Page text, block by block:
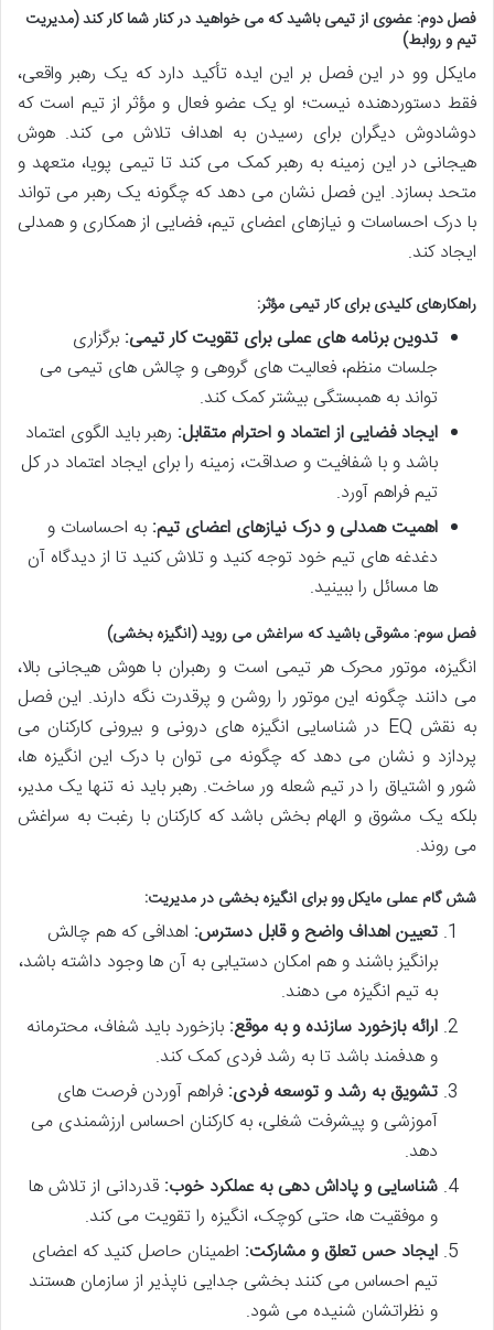
فصل دوم: عضوی از تیمی باشید که می خواهید در کنار شما کار کند (مدیریت
تیم و روابط)
مایکل وو در این فصل بر این ایده تأکید دارد که یک رهبر واقعی،
فقط دستوردهنده نیست؛ او یک عضو فعال و مؤثر از تیم است که
دوشادوش دیگران برای رسیدن به اهداف تلاش می کند. هوش
هیجانی در این زمینه به رهبر کمک می کند تا تیمی پویا، متعهد و
متحد بسازد. این فصل نشان می دهد که چگونه یک رهبر می تواند
با درک احساسات و نیازهای اعضای تیم، فضایی از همکاری و همدلی
ایجاد کند.
راهکارهای کلیدی برای کار تیمی مؤثر:
تدوین برنامه های عملی برای تقویت کار تیمی: برگزاری
جلسات منظم، فعالیت های گروهی و چالش های تیمی می
تواند به همبستگی بیشتر کمک کند.
ایجاد فضایی از اعتماد و احترام متقابل: رهبر باید الگوی اعتماد
باشد و با شفافیت و صداقت، زمینه را برای ایجاد اعتماد در کل
تیم فراهم آورد.
اهمیت همدلی و درک نیازهای اعضای تیم: به احساسات و
دغدغه های تیم خود توجه کنید و تلاش کنید تا از دیدگاه آن
ها مسائل را ببینید.
فصل سوم: مشوقی باشید که سراغش می روید (انگیزه بخشی)
انگیزه، موتور محرک هر تیمی است و رهبران با هوش هیجانی بالا،
می دانند چگونه این موتور را روشن و پرقدرت نگه دارند. این فصل
به نقش EQ در شناسایی انگیزه های درونی و بیرونی کارکنان می
پردازد و نشان می دهد که چگونه می توان با درک این انگیزه ها،
شور و اشتیاق را در تیم شعله ور ساخت. رهبر باید نه تنها یک مدیر،
بلکه یک مشوق و الهام بخش باشد که کارکنان با رغبت به سراغش
می روند.
شش گام عملی مایکل وو برای انگیزه بخشی در مدیریت:
تعیین اهداف واضح و قابل دسترس: اهدافی که هم چالش
برانگیز باشند و هم امکان دستیابی به آن ها وجود داشته باشد،
به تیم انگیزه می دهند.
ارائه بازخورد سازنده و به موقع: بازخورد باید شفاف، محترمانه
و هدفمند باشد تا به رشد فردی کمک کند.
تشویق به رشد و توسعه فردی: فراهم آوردن فرصت های
آموزشی و پیشرفت شغلی، به کارکنان احساس ارزشمندی می
دهد.
شناسایی و پاداش دهی به عملکرد خوب: قدردانی از تلاش ها
و موفقیت ها، حتی کوچک، انگیزه را تقویت می کند.
ایجاد حس تعلق و مشارکت: اطمینان حاصل کنید که اعضای
تیم احساس می کنند بخشی جدایی ناپذیر از سازمان هستند
و نظراتشان شنیده می شود.